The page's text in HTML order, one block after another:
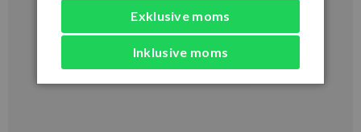
Exklusive moms
Inklusive moms